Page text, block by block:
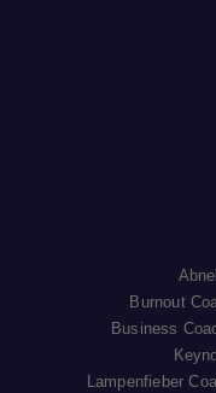
Burnout
Business
Lampenfieber